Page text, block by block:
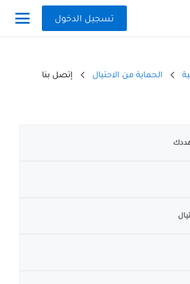
تسجيل الدخول
الحماية من الاحتيال إتصل بنا